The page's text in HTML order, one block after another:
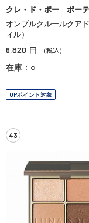
クレ・ド・ポー ボーテ
オンブルクルールクア
ィル）
6,820 円 （税込）
在庫：○
OPポイント対象
43